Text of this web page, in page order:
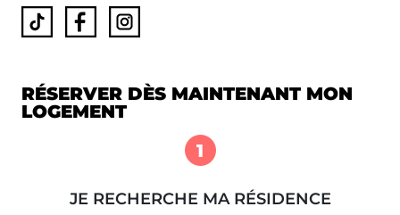
RÉSERVER DÈS MAINTENANT MON
LOGEMENT
1
JE RECHERCHE MA RÉSIDENCE